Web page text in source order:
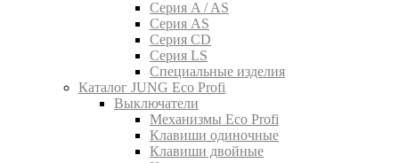
Серия A / AS
Серия AS
Серия CD
Серия LS
Специальные изделия
Каталог JUNG Eco Profi
Выключатели
Механизмы Eco Profi
Клавиши одиночные
Клавиши двойные